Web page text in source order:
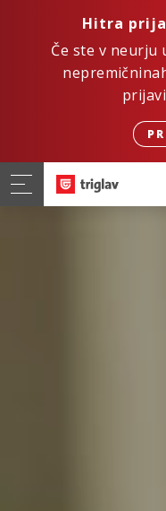
Hitra
Če ste v neurju